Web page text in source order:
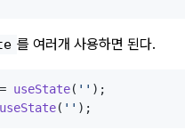
를 여러개 사용하면 된다.
useState( ''
useState( ''